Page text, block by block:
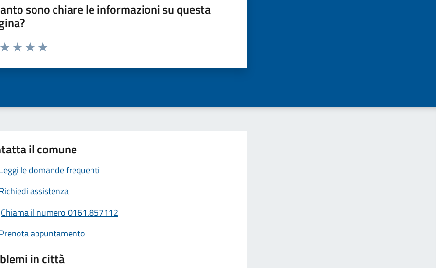
sono chiare le informazioni su questa
da 1 a 5 stelle la pagina
il comune
Leggi le domande frequenti
Richiedi assistenza
Chiama il numero 0161.857112
Prenota appuntamento
in città